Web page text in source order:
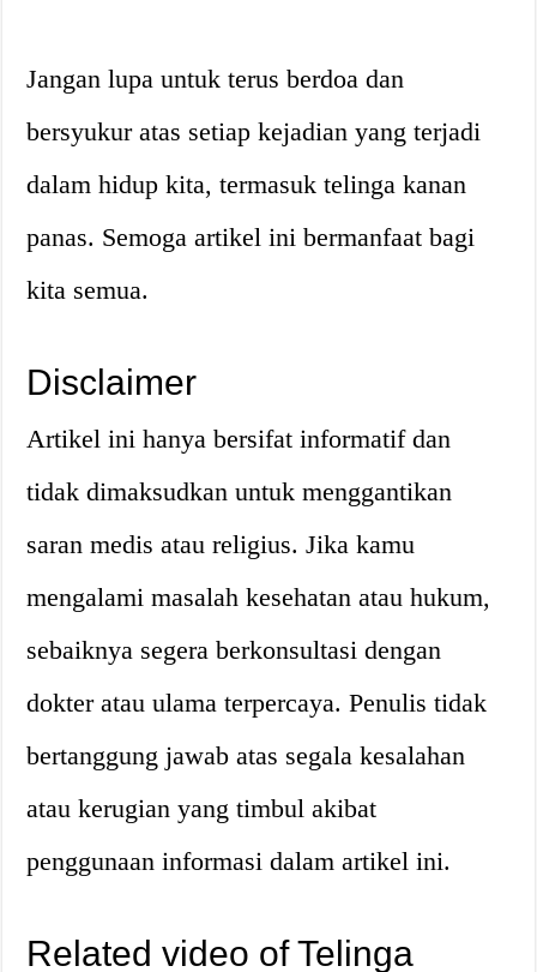
Jangan lupa untuk terus berdoa dan
bersyukur atas setiap kejadian yang terjadi
dalam hidup kita, termasuk telinga kanan
panas. Semoga artikel ini bermanfaat bagi
kita semua.
Disclaimer
Artikel ini hanya bersifat informatif dan
tidak dimaksudkan untuk menggantikan
saran medis atau religius. Jika kamu
mengalami masalah kesehatan atau hukum,
sebaiknya segera berkonsultasi dengan
dokter atau ulama terpercaya. Penulis tidak
bertanggung jawab atas segala kesalahan
atau kerugian yang timbul akibat
penggunaan informasi dalam artikel ini.
Related video of Telinga